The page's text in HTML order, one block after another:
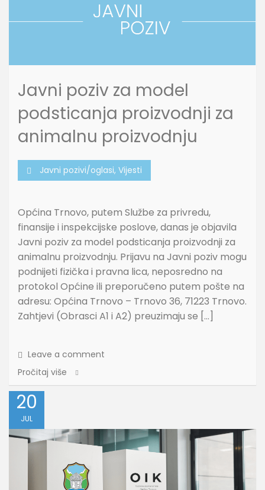
Javni poziv za model
podsticanja proizvodnji za
animalnu proizvodnju
Javni pozivi/oglasi, Vijesti
Općina Trnovo, putem Službe za privredu,
finansije i inspekcijske poslove, danas je objavila
Javni poziv za model podsticanja proizvodnji za
animalnu proizvodnju. Prijavu na Javni poziv mogu
podnijeti fizička i pravna lica, neposredno na
protokol Općine ili preporučeno putem pošte na
adresu: Općina Trnovo – Trnovo 36, 71223 Trnovo.
Zahtjevi (Obrasci A1 i A2) preuzimaju se […]
Leave a comment
Pročitaj više
20
JUL